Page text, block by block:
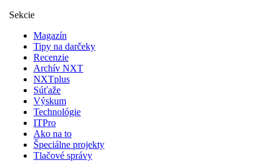
Sekcie
Magazín
Tipy na darčeky
Recenzie
Archív NXT
NXTplus
Súťaže
Výskum
Technológie
ITPro
Ako na to
Špeciálne projekty
Tlačové správy